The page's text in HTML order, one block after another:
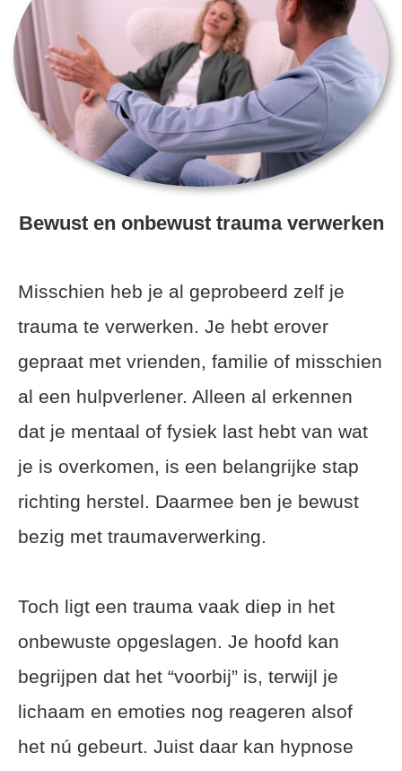
Bewust en onbewust trauma verwerken
Misschien heb je al geprobeerd zelf je
trauma te verwerken. Je hebt erover
gepraat met vrienden, familie of misschien
al een hulpverlener. Alleen al erkennen
dat je mentaal of fysiek last hebt van wat
je is overkomen, is een belangrijke stap
richting herstel. Daarmee ben je bewust
bezig met traumaverwerking.
Toch ligt een trauma vaak diep in het
onbewuste opgeslagen. Je hoofd kan
begrijpen dat het “voorbij” is, terwijl je
lichaam en emoties nog reageren alsof
het nú gebeurt. Juist daar kan hypnose